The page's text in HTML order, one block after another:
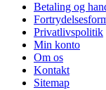
Betaling og
Privatlivspolitik
Min konto
Om os
Kontakt
Sitemap